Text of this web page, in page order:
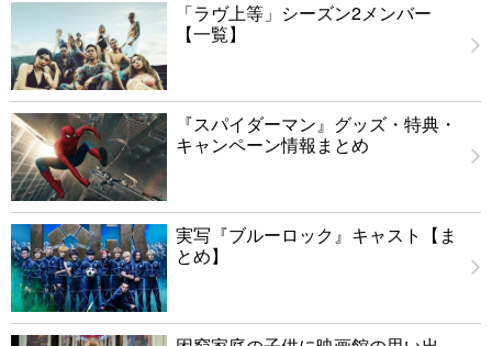
「ラヴ上等」シーズン2メンバー
【一覧】
『スパイダーマン』グッズ・特典・
キャンペーン情報まとめ
実写『ブルーロック』キャスト【ま
とめ】